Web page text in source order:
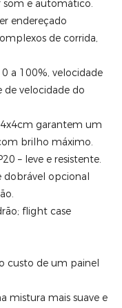
som e automático.
endereçado
de corrida,
a 100%, velocidade
de velocidade do
garantem um
brilho máximo.
– leve e resistente.
dobrável opcional
flight case
custo de um painel
mistura mais suave e